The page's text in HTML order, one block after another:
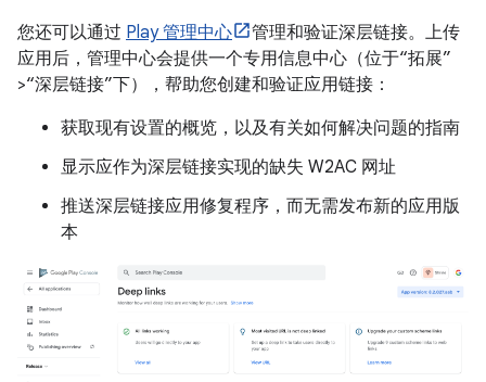
您还可以通过 Play 管理中心
管理和验证深层链接。上传
应用后，管理中心会提供一个专用信息中心（位于“拓展”
>“深层链接”下），帮助您创建和验证应用链接：
获取现有设置的概览，以及有关如何解决问题的指南
显示应作为深层链接实现的缺失 W2AC 网址
推送深层链接应用修复程序，而无需发布新的应用版
本